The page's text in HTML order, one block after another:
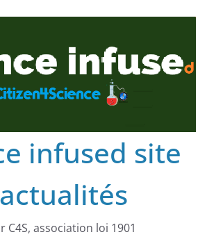
infused site
C4S, association loi 1901